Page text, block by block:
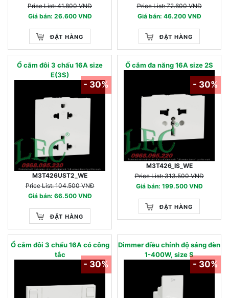
Price List: 41.800 VNĐ
Giá bán: 26.600 VNĐ
ĐẶT HÀNG
Price List: 72.600 VNĐ
Giá bán: 46.200 VNĐ
ĐẶT HÀNG
Ổ cắm đôi 3 chấu 16A size
E(3S)
M3T426UST2_WE
Price List: 104.500 VNĐ
Giá bán: 66.500 VNĐ
ĐẶT HÀNG
- 30%
Ổ cắm đa năng 16A size 2S
M3T426_IS_WE
Price List: 313.500 VNĐ
Giá bán: 199.500 VNĐ
ĐẶT HÀNG
- 30%
Ổ cắm đôi 3 chấu 16A có công
tắc
- 30%
Dimmer điều chỉnh độ sáng đèn
1-400W, size S
- 30%